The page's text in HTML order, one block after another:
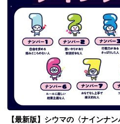
【最新版】シウマの〈ナインナ